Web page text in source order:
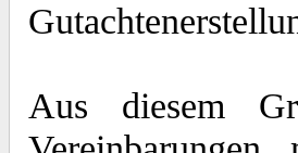
Aus diesem